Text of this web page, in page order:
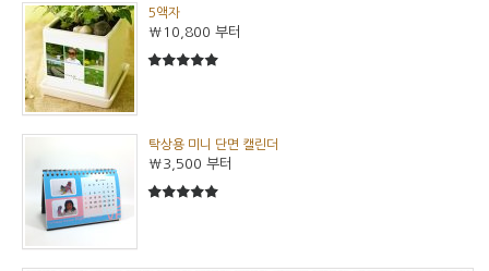
5액자
₩10,800 부터
탁상용 미니 단면 캘린더
₩3,500 부터